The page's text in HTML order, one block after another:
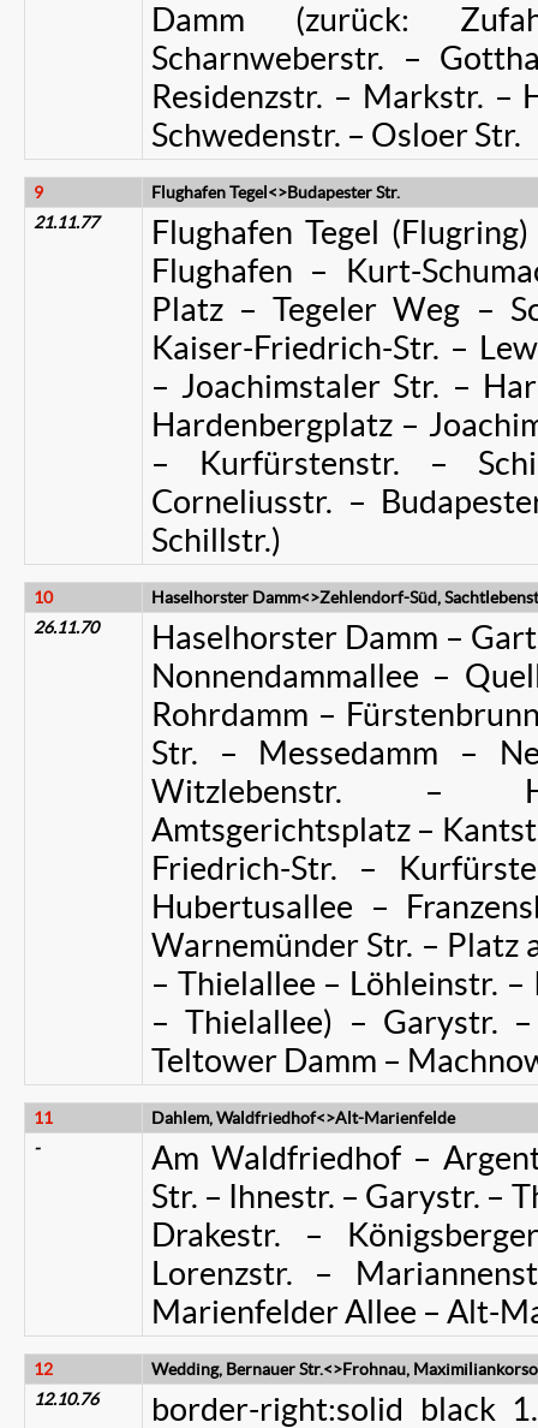
Damm (zurück:
Scharnweberstr. –
Residenzstr. – Markstr. –
Schwedenstr. – Osloer Str.
9
Flughafen Tegel<>Budapester Str.
21.11.77
Flughafen Tegel
Flughafen – Kurt-
Platz – Tegeler Weg –
Kaiser-Friedrich-Str. –
– Joachimstaler Str. –
Hardenbergplatz –
– Kurfürstenstr. –
Corneliusstr. –
Schillstr.)
10
Haselhorster Damm<>Zehlendorf-Süd,
26.11.70
Haselhorster Damm –
Nonnendammallee –
Rohrdamm –
Str. – Messedamm –
Witzlebenstr. –
Amtsgerichtsplatz –
Friedrich-Str. –
Hubertusallee –
Warnemünder Str. – Platz
– Thielallee – Löhleinstr.
– Thielallee) – Garystr.
Teltower Damm –
11
Dahlem, Waldfriedhof<>Alt-Marienfelde
-
Am Waldfriedhof –
Str. – Ihnestr. – Garystr. –
Drakestr. –
Lorenzstr. –
Marienfelder Allee – Alt-
12
Wedding, Bernauer Str.<>Frohnau,
12.10.76
border-right:solid black